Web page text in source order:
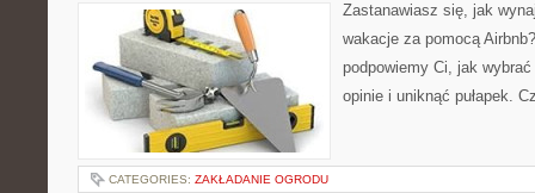
Zastanawiasz się, jak
wakacje za pomocą
podpowiemy Ci, jak
opinie i uniknąć pułapek.
CATEGORIES: ZAKŁADANIE OGRODU